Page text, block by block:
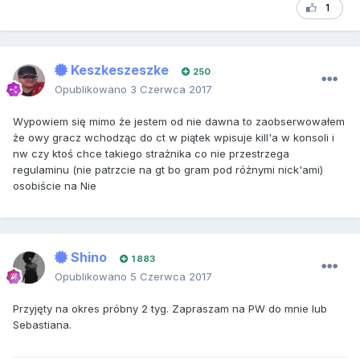
1
Keszkeszeszke 250
Opublikowano 3 Czerwca 2017
Wypowiem się mimo że jestem od nie dawna to zaobserwowałem
że owy gracz wchodząc do ct w piątek wpisuje kill'a w konsoli i
nw czy ktoś chce takiego strażnika co nie przestrzega
regulaminu (nie patrzcie na gt bo gram pod różnymi nick'ami)
osobiście na Nie
Shino 1 883
Opublikowano 5 Czerwca 2017
Przyjęty na okres próbny 2 tyg. Zapraszam na PW do mnie lub
Sebastiana.